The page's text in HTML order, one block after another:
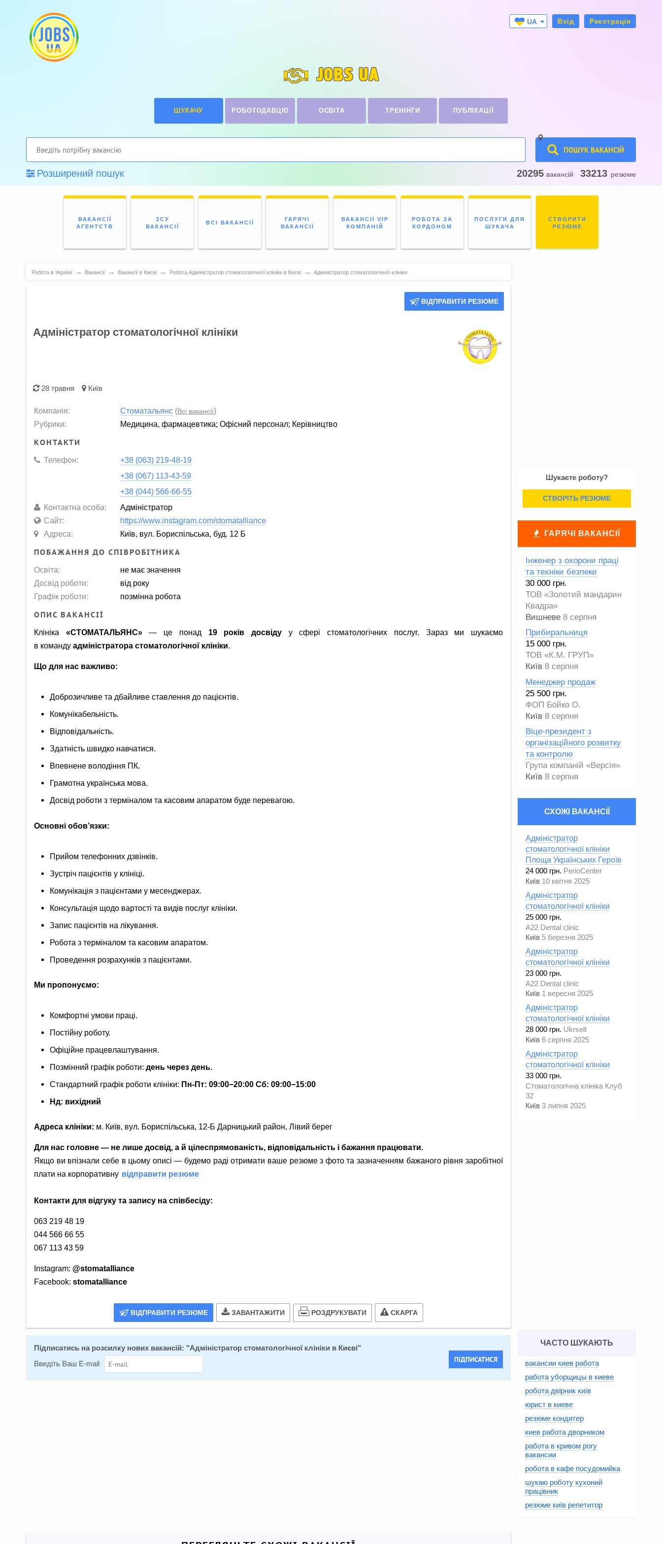
UA
Вхід Реєстрація
JOBS UA
ШУКАЧУ РОБОТОДАВЦЮ ОСВІТА ТРЕНІНГИ ПУБЛІКАЦІЇ
ПОШУК ВАКАНСІЙ
Розширений пошук 20295 вакансій 33213 резюме
ВАКАНСІЇ
АГЕНТСТВ
ЗСУ
ВАКАНСІЇ
ВСІ ВАКАНСІЇ
ГАРЯЧІ
ВАКАНСІЇ
ВАКАНСІЇ VIP
КОМПАНІЙ
РОБОТА ЗА
КОРДОНОМ
ПОСЛУГИ ДЛЯ
ШУКАЧА
СТВОРИТИ
РЕЗЮМЕ
Робота в Україні → Вакансії → Вакансії в Києві → Робота Адміністратор стоматологічної клініки в Києві → Адміністратор стоматологічної клініки
ВІДПРАВИТИ РЕЗЮМЕ
Адміністратор стоматологічної клініки
28 травня Київ
Компанія: Стоматальянс (Всі вакансії)
Рубрики:
Медицина, фармацевтика;Офісний персонал; Керівництво
КОНТАКТИ
Телефон:
+38 (063) 219-48-19
+38 (067) 113-43-59
+38 (044) 566-66-55
Контактна особа:
Адміністратор
Сайт:
https://www.instagram.com/stomatalliance
Адреса:
Київ, вул. Бориспільська, буд. 12 Б
ПОБАЖАННЯ ДО СПІВРОБІТНИКА
Освіта:
не має значення
Досвід роботи:
від року
Графік роботи:
позмінна робота
ОПИС ВАКАНСІЇ
Клініка «СТОМАТАЛЬЯНС»— це понад 19 років досвіду у сфері стоматологічних послуг. Зараз ми шукаємо
в командуадміністратора стоматологічної клініки.
Що для нас важливо:
Доброзичливе та дбайливе ставлення до пацієнтів.
Комунікабельність.
Відповідальність.
Здатність швидко навчатися.
Впевнене володіння ПК.
Грамотна українська мова.
Досвід роботи з терміналом та касовим апаратом буде перевагою.
Основні обов’язки:
Прийом телефонних дзвінків.
Зустріч пацієнтів у клініці.
Комунікація з пацієнтами у месенджерах.
Консультація щодо вартості та видів послуг клініки.
Запис пацієнтів на лікування.
Робота з терміналом та касовим апаратом.
Проведення розрахунків з пацієнтами.
Ми пропонуємо:
Комфортні умови праці.
Постійну роботу.
Офіційне працевлаштування.
Позмінний графік роботи:день через день.
Стандартний графік роботи клініки: Пн-Пт: 09:00−20:00 Сб: 09:00−15:00
Нд: вихідний
Адреса клініки: м. Київ, вул. Бориспільська, 12-Б Дарницький район, Лівий берег
Для нас головне — не лише досвід, а й цілеспрямованість, відповідальність і бажання працювати.
Якщо ви впізнали себе в цьому описі — будемо раді отримати ваше резюме з фото та зазначенням бажаного рівня заробітної
плати на корпоративну відправити резюме
Контакти для відгуку та запису на співбесіду:
063 219 48 19
044 566 66 55
067 113 43 59
Instagram: @stomatalliance
Facebook:stomatalliance
ВІДПРАВИТИ РЕЗЮМЕ ЗАВАНТАЖИТИ РОЗДРУКУВАТИ СКАРГА
Підписатись на розсилку нових вакансій: "Адміністратор стоматологічної клініки в Києві"
Введіть Ваш E-mail
ПІДПИСАТИСЯ
Шукаєте роботу?
СТВОРІТЬ РЕЗЮМЕ
ГАРЯЧІ ВАКАНСІЇ
Інженер з охорони праці
та техніки безпеки
30 000 грн.
ТОВ «Золотий мандарин
Квадра»
Вишневе 8 серпня
Прибиральниця
15 000 грн.
ТОВ «К.М. ГРУП»
Київ 8 серпня
Менеджер продаж
25 500 грн.
ФОП Бойко О.
Київ 8 серпня
Віце-президент з
організаційного розвитку
та контролю
Група компаній «Версія»
Київ 8 серпня
СХОЖІ ВАКАНСІЇ
Адміністратор
стоматологічної клініки
Площа Українських Героїв
24 000 грн. PerioCenter
Київ 10 квітня 2025
Адміністратор
стоматологічної клініки
25 000 грн.
A22 Dental clinic
Київ 5 березня 2025
Адміністратор
стоматологічної клініки
23 000 грн.
A22 Dental clinic
Київ 1 вересня 2025
Адміністратор
стоматологічної клініки
28 000 грн. Ukrselt
Київ 6 серпня 2025
Адміністратор
стоматологічної клініки
33 000 грн.
Стоматологічна клініка Клуб
32
Київ 3 липня 2025
ЧАСТО ШУКАЮТЬ
вакансии киев работа
работа уборщицы в киеве
робота двірник київ
юрист в киеве
резюме кондитер
киев работа дворником
работа в кривом рогу
вакансии
робота в кафе посудомийка
шукаю роботу кухоний
працівник
резюме київ репетитор